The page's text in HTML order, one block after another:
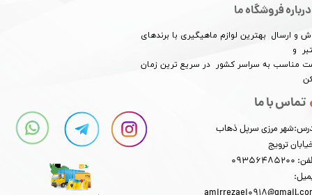
درباره فروشگاه ما
و ارسال بهترین لوازم ماهیگیری با برندهای
و
مناسب به سراسر کشور در سریع ترین زمان
تماس با ما
مرزی سرپل ذهاب
ترویج